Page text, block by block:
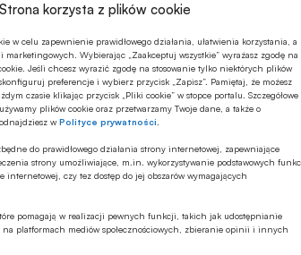
Strona korzysta z plików cookie
w celu zapewnienie prawidłowego działania, ułatwienia korzystania, a
marketingowych. Wybierając „Zaakceptuj wszystkie” wyrażasz zgodę na
Jeśli chcesz wyrazić zgodę na stosowanie tylko niektórych plików
preferencje i wybierz przycisk „Zapisz”. Pamiętaj, że możesz
czasie klikając przycisk „Pliki cookie” w stopce portalu. Szczegółowe
plików cookie oraz przetwarzamy Twoje dane, a także o
wPolityce prywatności
do prawidłowego działania strony internetowej, zapewniające
strony umożliwiające, m.in. wykorzystywanie podstawowych
czy tez dostęp do jej obszarów wymagających
pomagają w realizacji pewnych funkcji, takich jak udostępnianie
na platformach mediów społecznościowych, zbieranie opinii i innych